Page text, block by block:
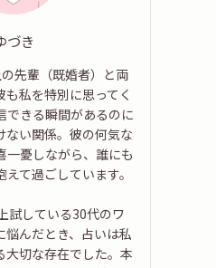
づき
先輩（既婚者）と両
私を特別に思ってく
きる瞬間があるのに
ない関係。彼の何気な
一憂しながら、誰にも
て過ごしています。
試している30代のワ
悩んだとき、占いは私
大切な存在でした。本